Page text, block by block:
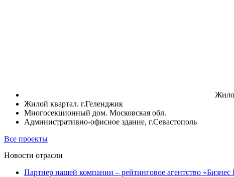
Жилой квартал. г.Геленджик
Многосекционный дом. Московская обл.
Административно-офисное здание, г.Севастополь
Все проекты
Новости отрасли
Партнер нашей компании – рейтинговое агентство